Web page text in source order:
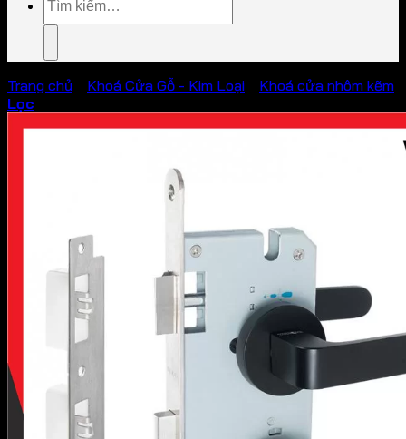
kiếm:
Trang chủ Khoá Cửa Gỗ - Kim Loại
Khoá cửa nhôm kẽm
Lọc